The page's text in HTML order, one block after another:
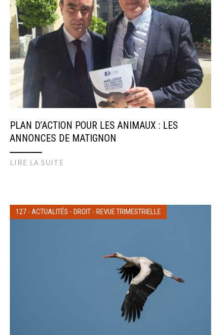
PLAN D’ACTION POUR LES ANIMAUX : LES
ANNONCES DE MATIGNON
LIRE LA SUITE
127 - ACTUALITÉS - DROIT - REVUE TRIMESTRIELLE